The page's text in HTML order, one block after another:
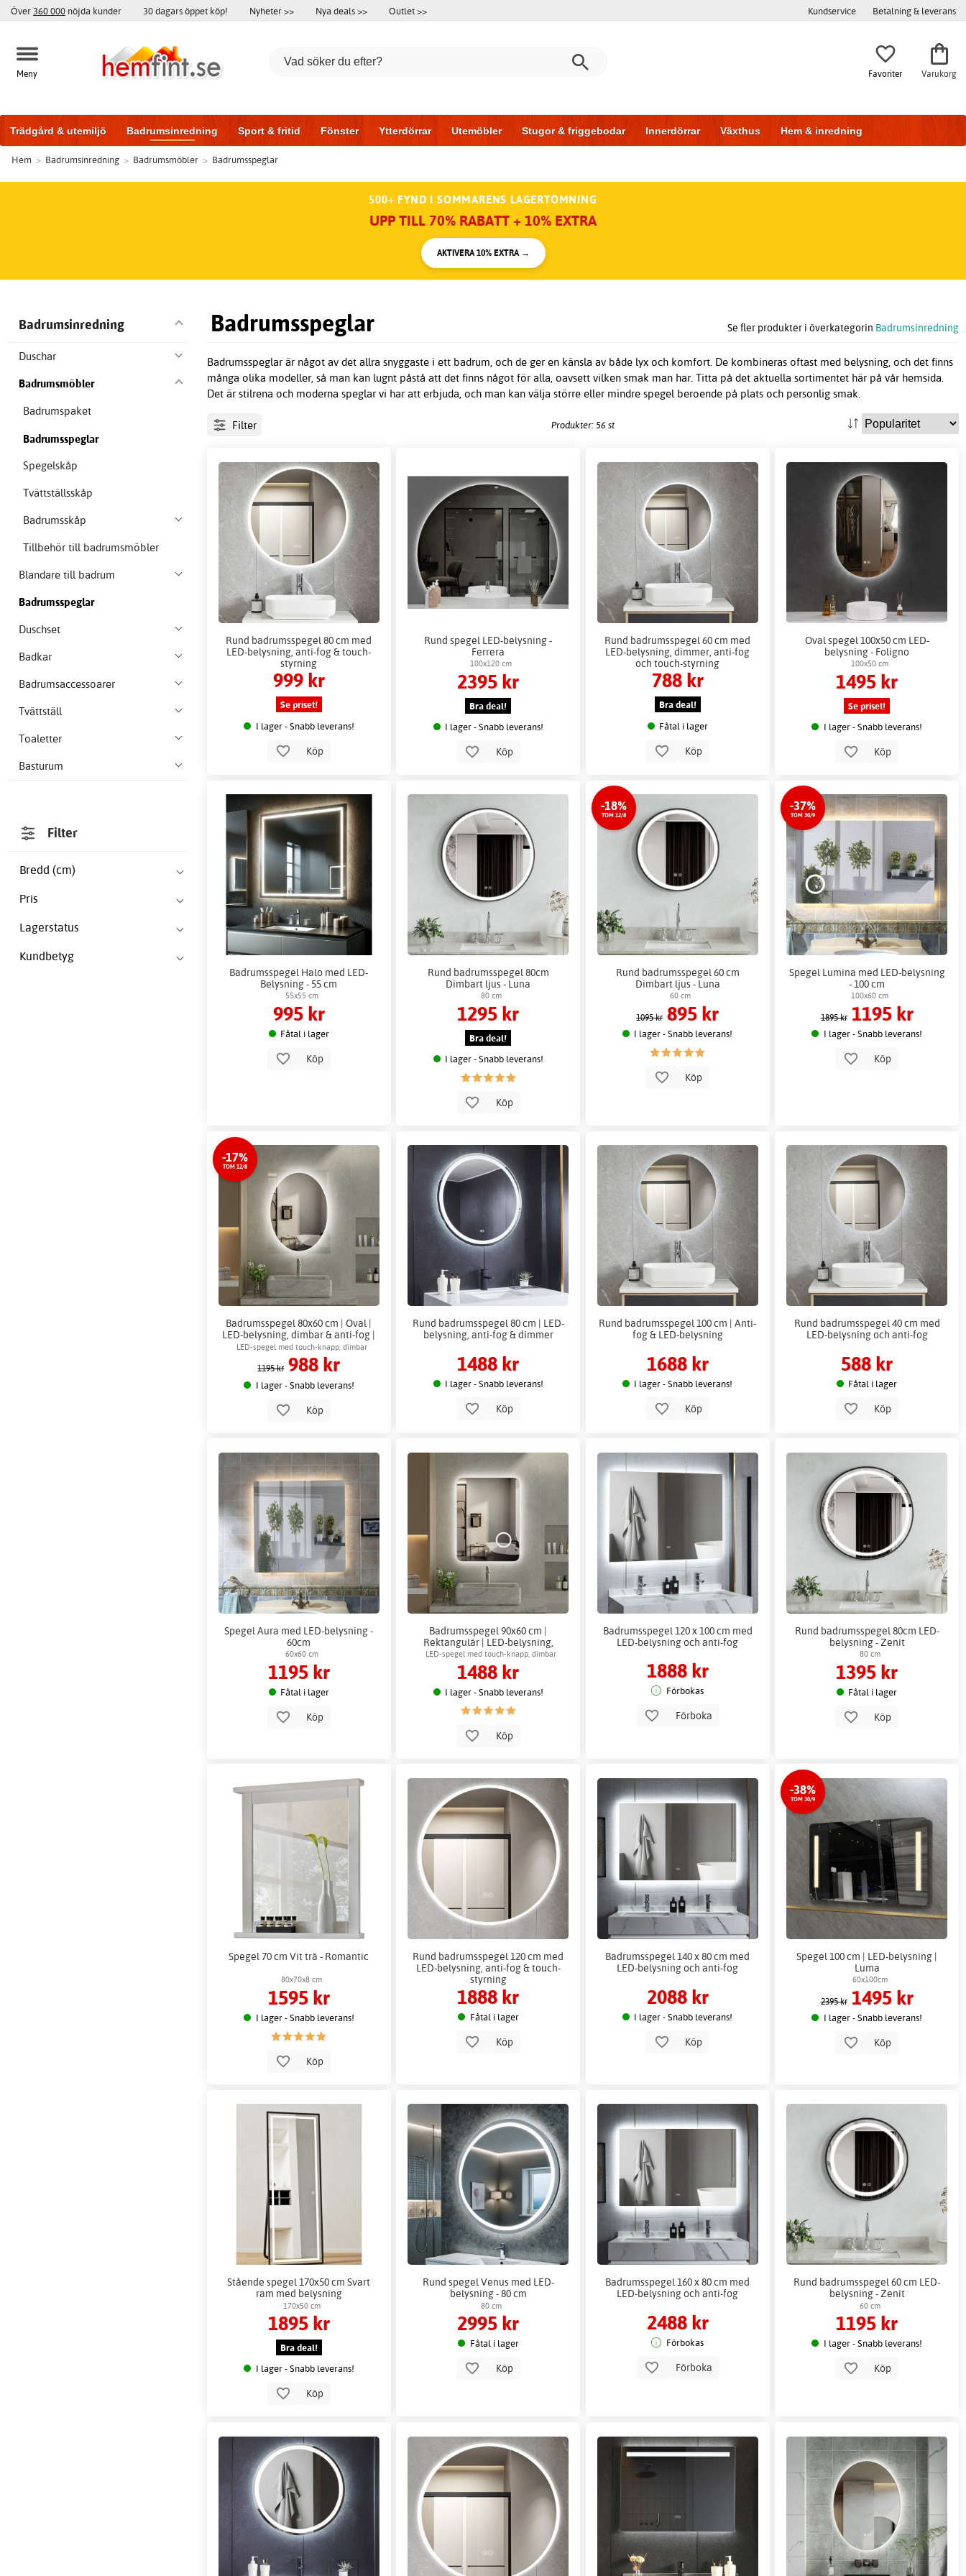
Över 360 000 nöjda kunder 30 dagars öppet köp! Nyheter >> Nya deals >> Outlet >> Kundservice Betalning & leverans
Meny Favoriter Varukorg
Trädgård & utemiljö Badrumsinredning Sport & fritid Fönster Ytterdörrar Utemöbler Stugor & friggebodar Innerdörrar Växthus Hem & inredning
Badrumsmöbler Träningsutrustning Garageportar
Hem > Badrumsinredning > Badrumsmöbler > Badrumsspeglar
500+ FYND I SOMMARENS LAGERTÖMNING
UPP TILL 70% RABATT + 10% EXTRA
AKTIVERA 10% EXTRA →
Badrumsspeglar Se fler produkter i överkategorin Badrumsinredning
Badrumsspeglar är något av det allra snyggaste i ett badrum, och de ger en känsla av både lyx och komfort. De kombineras oftast med belysning, och det finns
många olika modeller, så man kan lugnt påstå att det finns något för alla, oavsett vilken smak man har. Titta på det aktuella sortimentet här på vår hemsida.
Det är stilrena och moderna speglar vi har att erbjuda, och man kan välja större eller mindre spegel beroende på plats och personlig smak.
Badrumsinredning
Duschar
Badrumsmöbler
Badrumspaket
Badrumsspeglar
Spegelskåp
Tvättställsskåp
Badrumsskåp
Tillbehör till badrumsmöbler
Blandare till badrum
Badrumsspeglar
Duschset
Badkar
Badrumsaccessoarer
Tvättställ
Toaletter
Basturum
Filter
Bredd (cm)
Pris
Lagerstatus
Kundbetyg
Filter Produkter: 56 st
Rund badrumsspegel 80 cm med
LED-belysning, anti-fog & touch-
styrning
999 kr
Se priset!
I lager - Snabb leverans!
Köp
Rund spegel LED-belysning -
Ferrera
100x120 cm
2395 kr
Bra deal!
I lager - Snabb leverans!
Köp
Rund badrumsspegel 60 cm med
LED-belysning, dimmer, anti-fog
och touch-styrning
788 kr
Bra deal!
Fåtal i lager
Köp
Oval spegel 100x50 cm LED-
belysning - Foligno
100x50 cm
1495 kr
Se priset!
I lager - Snabb leverans!
Köp
Badrumsspegel Halo med LED-
Belysning - 55 cm
55x55 cm
995 kr
Fåtal i lager
Köp
Rund badrumsspegel 80cm
Dimbart ljus - Luna
80 cm
1295 kr
Bra deal!
I lager - Snabb leverans!
Köp
-18%
TOM 12/8
Rund badrumsspegel 60 cm
Dimbart ljus - Luna
60 cm
1095 kr 895 kr
I lager - Snabb leverans!
Köp
-37%
TOM 30/9
Spegel Lumina med LED-belysning
- 100 cm
100x60 cm
1895 kr 1195 kr
I lager - Snabb leverans!
Köp
-17%
TOM 12/8
Badrumsspegel 80x60 cm | Oval |
LED-belysning, dimbar & anti-fog |
Benevento
LED-spegel med touch-knapp, dimbar
ljusstyrka & 3 ljuslägen
1195 kr 988 kr
I lager - Snabb leverans!
Köp
Rund badrumsspegel 80 cm | LED-
belysning, anti-fog & dimmer
1488 kr
I lager - Snabb leverans!
Köp
Rund badrumsspegel 100 cm | Anti-
fog & LED-belysning
1688 kr
I lager - Snabb leverans!
Köp
Rund badrumsspegel 40 cm med
LED-belysning och anti-fog
588 kr
Fåtal i lager
Köp
Spegel Aura med LED-belysning -
60cm
60x60 cm
1195 kr
Fåtal i lager
Köp
Badrumsspegel 90x60 cm |
Rektangulär | LED-belysning,
dimbar & anti-fog | Salerno
LED-spegel med touch-knapp, dimbar
ljusstyrka, 3 ljuslägen & förstoringsspegel
1488 kr
I lager - Snabb leverans!
Köp
Badrumsspegel 120 x 100 cm med
LED-belysning och anti-fog
1888 kr
Förbokas
Förboka
Rund badrumsspegel 80cm LED-
belysning - Zenit
80 cm
1395 kr
Fåtal i lager
Köp
Spegel 70 cm Vit trä - Romantic
80x70x8 cm
1595 kr
I lager - Snabb leverans!
Köp
Rund badrumsspegel 120 cm med
LED-belysning, anti-fog & touch-
styrning
1888 kr
Fåtal i lager
Köp
Badrumsspegel 140 x 80 cm med
LED-belysning och anti-fog
2088 kr
I lager - Snabb leverans!
Köp
-38%
TOM 30/9
Spegel 100 cm | LED-belysning |
Luma
60x100cm
2395 kr 1495 kr
I lager - Snabb leverans!
Köp
Stående spegel 170x50 cm Svart
ram med belysning
170x50 cm
1895 kr
Bra deal!
I lager - Snabb leverans!
Köp
Rund spegel Venus med LED-
belysning - 80 cm
80 cm
2995 kr
Fåtal i lager
Köp
Badrumsspegel 160 x 80 cm med
LED-belysning och anti-fog
2488 kr
Förbokas
Förboka
Rund badrumsspegel 60 cm LED-
belysning - Zenit
60 cm
1195 kr
I lager - Snabb leverans!
Köp